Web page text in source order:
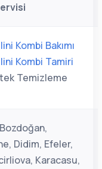
Kombi Bakımı
Kombi Tamiri
Temizleme
Didim, Efeler,
Karacasu,